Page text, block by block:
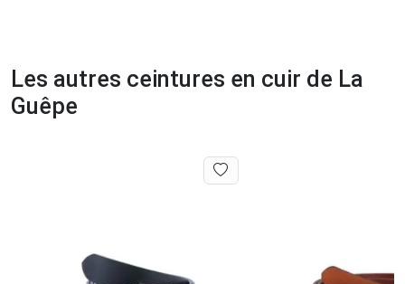
Les autres ceintures en cuir de La
Guêpe